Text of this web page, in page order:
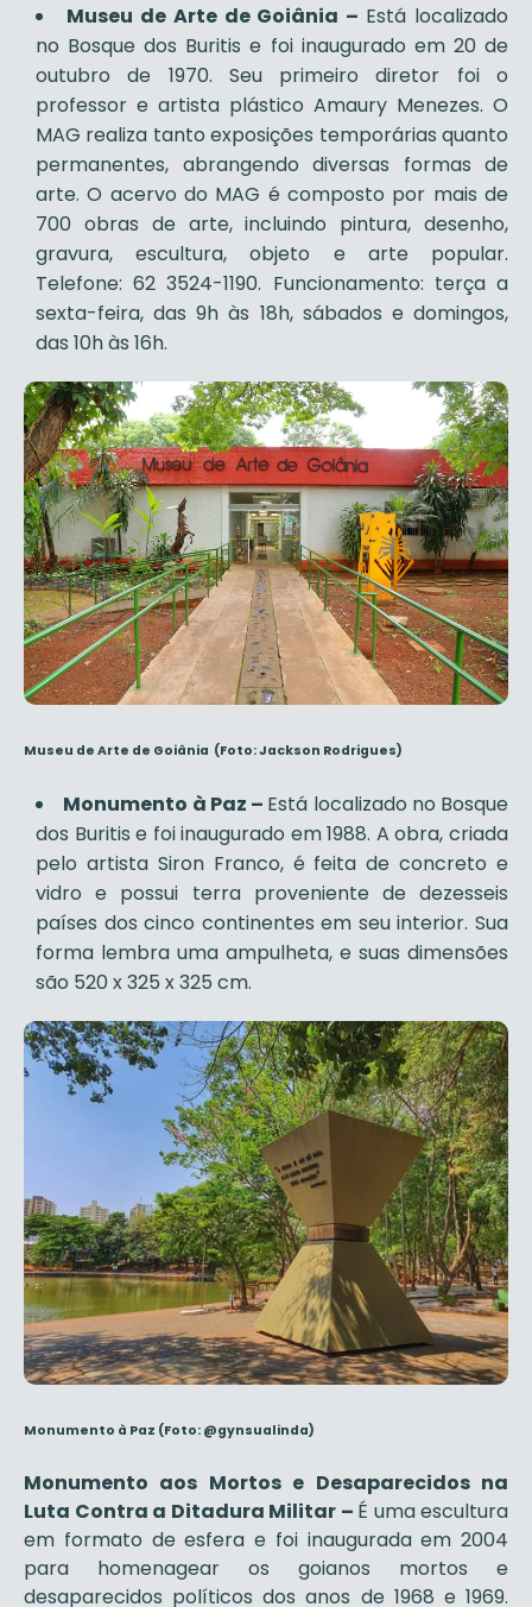
Museu de Arte de Goiânia – Está localizado
no Bosque dos Buritis e foi inaugurado em 20 de
outubro de 1970. Seu primeiro diretor foi o
professor e artista plástico Amaury Menezes. O
MAG realiza tanto exposições temporárias quanto
permanentes, abrangendo diversas formas de
arte. O acervo do MAG é composto por mais de
700 obras de arte, incluindo pintura, desenho,
gravura, escultura, objeto e arte popular.
Telefone: 62 3524-1190. Funcionamento: terça a
sexta-feira, das 9h às 18h, sábados e domingos,
das 10h às 16h.
Museu de Arte de Goiânia (Foto: Jackson Rodrigues)
Monumento à Paz – Está localizado no Bosque
dos Buritis e foi inaugurado em 1988. A obra, criada
pelo artista Siron Franco, é feita de concreto e
vidro e possui terra proveniente de dezesseis
países dos cinco continentes em seu interior. Sua
forma lembra uma ampulheta, e suas dimensões
são 520 x 325 x 325 cm.
Monumento à Paz (Foto: @gynsualinda)
Monumento aos Mortos e Desaparecidos na
Luta Contra a Ditadura Militar – É uma escultura
em formato de esfera e foi inaugurada em 2004
para homenagear os goianos mortos e
desaparecidos políticos dos anos de 1968 e 1969.